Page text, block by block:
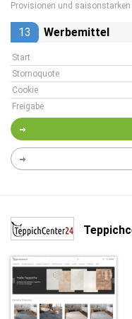
Provisionen und
13 Werbemittel
Start
Stornoquote
Cookie
Freigabe